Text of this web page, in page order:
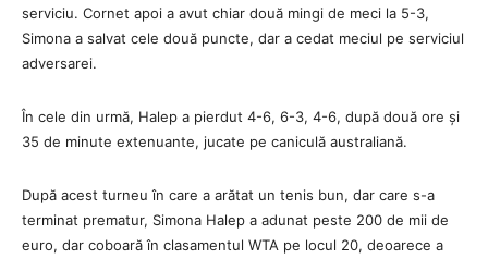
serviciu. Cornet apoi a avut chiar două mingi de meci la 5-3,
Simona a salvat cele două puncte, dar a cedat meciul pe serviciul
adversarei.
În cele din urmă, Halep a pierdut 4-6, 6-3, 4-6, după două ore și
35 de minute extenuante, jucate pe caniculă australiană.
După acest turneu în care a arătat un tenis bun, dar care s-a
terminat prematur, Simona Halep a adunat peste 200 de mii de
euro, dar coboară în clasamentul WTA pe locul 20, deoarece a